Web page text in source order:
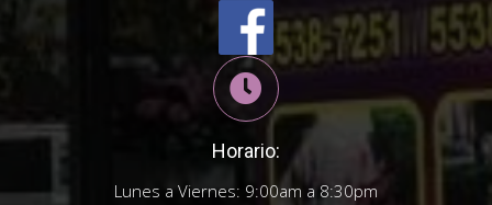
Horario:
Lunes a Viernes: 9:00am a 8:30pm